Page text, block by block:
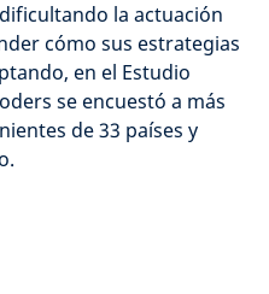
la actuación
cómo sus estrategias
en el Estudio
se encuestó a más
de 33 países y